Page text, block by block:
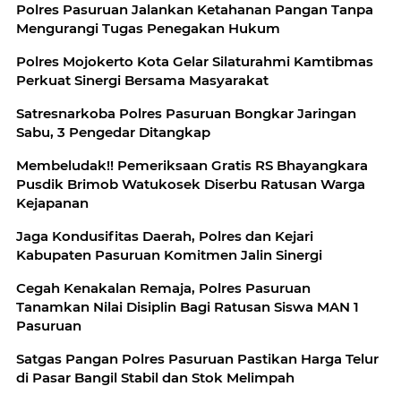
Polres Pasuruan Jalankan Ketahanan Pangan Tanpa
Mengurangi Tugas Penegakan Hukum
Polres Mojokerto Kota Gelar Silaturahmi Kamtibmas
Perkuat Sinergi Bersama Masyarakat
Satresnarkoba Polres Pasuruan Bongkar Jaringan
Sabu, 3 Pengedar Ditangkap
Membeludak!! Pemeriksaan Gratis RS Bhayangkara
Pusdik Brimob Watukosek Diserbu Ratusan Warga
Kejapanan
Jaga Kondusifitas Daerah, Polres dan Kejari
Kabupaten Pasuruan Komitmen Jalin Sinergi
Cegah Kenakalan Remaja, Polres Pasuruan
Tanamkan Nilai Disiplin Bagi Ratusan Siswa MAN 1
Pasuruan
Satgas Pangan Polres Pasuruan Pastikan Harga Telur
di Pasar Bangil Stabil dan Stok Melimpah